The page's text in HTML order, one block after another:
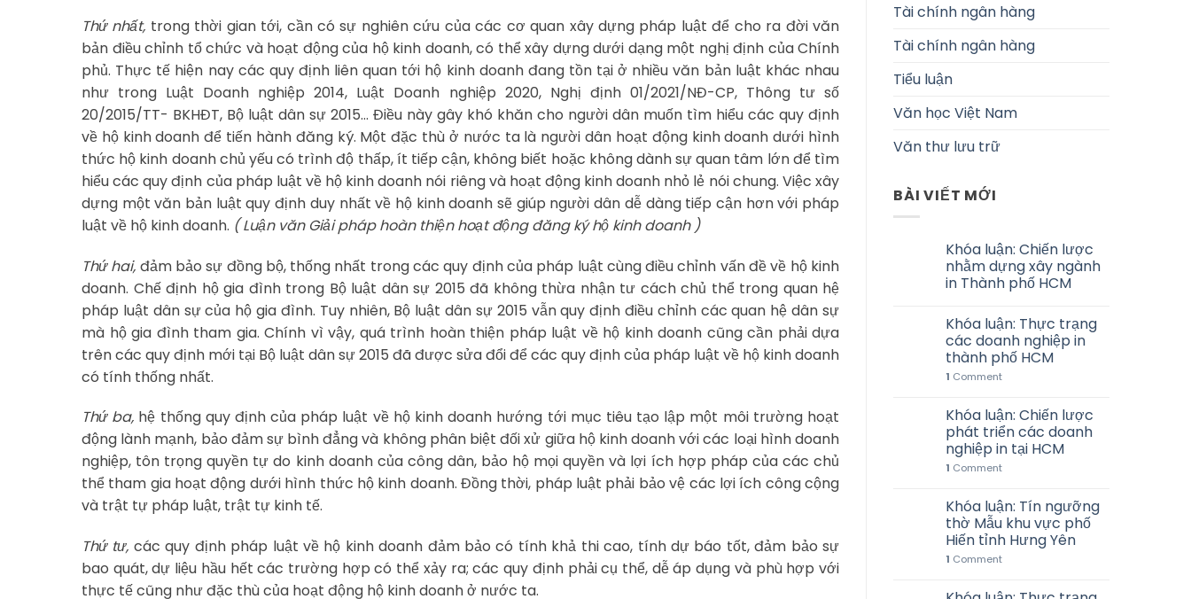
Thứ nhất, trong thời gian tới, cần có sự nghiên cứu của các cơ quan xây dựng pháp luật để cho ra đời văn
bản điều chỉnh tổ chức và hoạt động của hộ kinh doanh, có thể xây dựng dưới dạng một nghị định của Chính
phủ. Thực tế hiện nay các quy định liên quan tới hộ kinh doanh đang tồn tại ở nhiều văn bản luật khác nhau
như trong Luật Doanh nghiệp 2014, Luật Doanh nghiệp 2020, Nghị định 01/2021/NĐ-CP, Thông tư số
20/2015/TT- BKHĐT, Bộ luật dân sự 2015… Điều này gây khó khăn cho người dân muốn tìm hiểu các quy định
về hộ kinh doanh để tiến hành đăng ký. Một đặc thù ở nước ta là người dân hoạt động kinh doanh dưới hình
thức hộ kinh doanh chủ yếu có trình độ thấp, ít tiếp cận, không biết hoặc không dành sự quan tâm lớn để tìm
hiểu các quy định của pháp luật về hộ kinh doanh nói riêng và hoạt động kinh doanh nhỏ lẻ nói chung. Việc xây
dựng một văn bản luật quy định duy nhất về hộ kinh doanh sẽ giúp người dân dễ dàng tiếp cận hơn với pháp
luật về hộ kinh doanh. ( Luận văn Giải pháp hoàn thiện hoạt động đăng ký hộ kinh doanh )
Thứ hai, đảm bảo sự đồng bộ, thống nhất trong các quy định của pháp luật cùng điều chỉnh vấn đề về hộ kinh
doanh. Chế định hộ gia đình trong Bộ luật dân sự 2015 đã không thừa nhận tư cách chủ thể trong quan hệ
pháp luật dân sự của hộ gia đình. Tuy nhiên, Bộ luật dân sự 2015 vẫn quy định điều chỉnh các quan hệ dân sự
mà hộ gia đình tham gia. Chính vì vậy, quá trình hoàn thiện pháp luật về hộ kinh doanh cũng cần phải dựa
trên các quy định mới tại Bộ luật dân sự 2015 đã được sửa đổi để các quy định của pháp luật về hộ kinh doanh
có tính thống nhất.
Thứ ba, hệ thống quy định của pháp luật về hộ kinh doanh hướng tới mục tiêu tạo lập một môi trường hoạt
động lành mạnh, bảo đảm sự bình đẳng và không phân biệt đối xử giữa hộ kinh doanh với các loại hình doanh
nghiệp, tôn trọng quyền tự do kinh doanh của công dân, bảo hộ mọi quyền và lợi ích hợp pháp của các chủ
thể tham gia hoạt động dưới hình thức hộ kinh doanh. Đồng thời, pháp luật phải bảo vệ các lợi ích công cộng
và trật tự pháp luật, trật tự kinh tế.
Thứ tư, các quy định pháp luật về hộ kinh doanh đảm bảo có tính khả thi cao, tính dự báo tốt, đảm bảo sự
bao quát, dự liệu hầu hết các trường hợp có thể xảy ra; các quy định phải cụ thể, dễ áp dụng và phù hợp với
thực tế cũng như đặc thù của hoạt động hộ kinh doanh ở nước ta.
Tài chính ngân hàng
Tài chính ngân hàng
Tiểu luận
Văn học Việt Nam
Văn thư lưu trữ
BÀI VIẾT MỚI
Khóa luận: Chiến lược
nhằm dựng xây ngành
in Thành phố HCM
Khóa luận: Thực trạng
các doanh nghiệp in
thành phố HCM
1 Comment
Khóa luận: Chiến lược
phát triển các doanh
nghiệp in tại HCM
1 Comment
Khóa luận: Tín ngưỡng
thờ Mẫu khu vực phố
Hiến tỉnh Hưng Yên
1 Comment